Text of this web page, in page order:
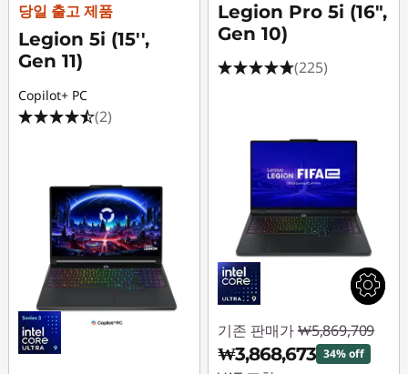
당일 출고 제품
Legion 5i (15'',
Gen 11)
Copilot+ PC
(2)
Legion Pro 5i (16",
Gen 10)
(225)
기존 판매가 ₩5,869,709
₩3,868,673 34% off